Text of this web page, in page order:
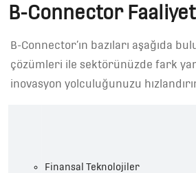
B-Connector
B-Connector’ın bazıları aşağıda
çözümleri ile sektörünüzde fark
inovasyon yolculuğunuzu
Finansal Teknolojiler